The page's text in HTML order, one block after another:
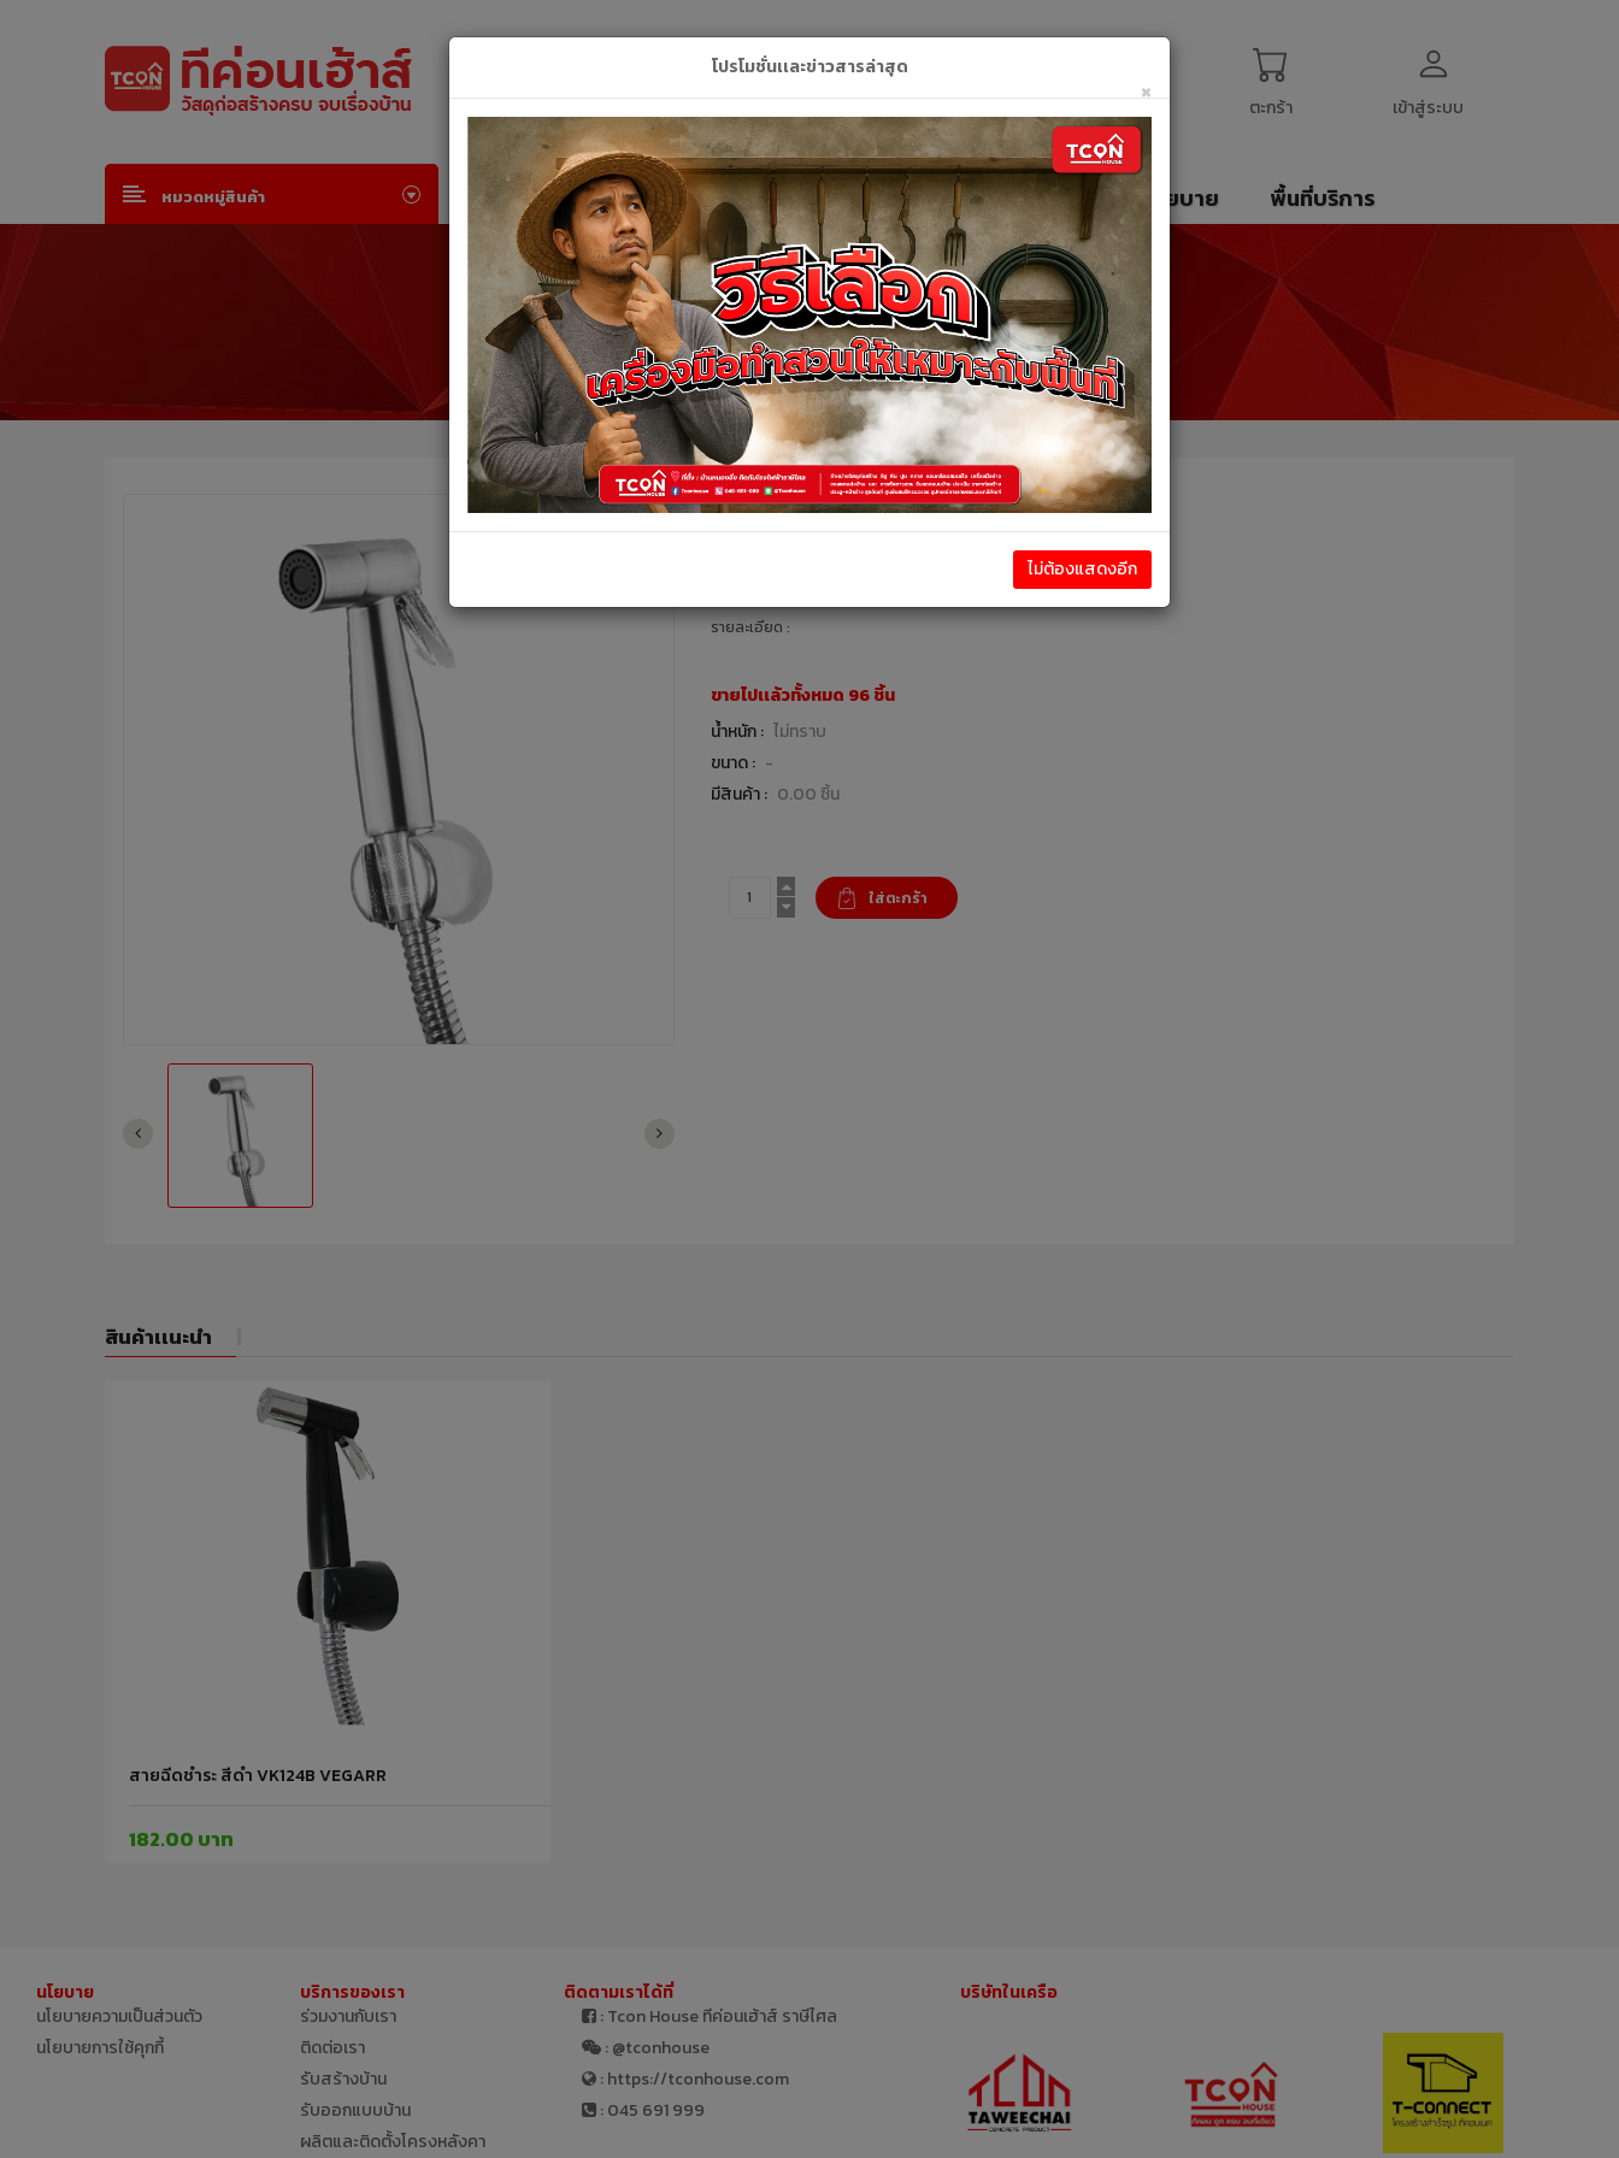
เข้าสู่ระบบ
ตะกร้า
หมวดหมู่สินค้า หน้าหลัก สินค้า คูปอง บริการของเรา ติดต่อเรา นโยบาย พื้นที่บริการ
รายละเอียดสินค้า
รายละเอียดสินค้า
สายฉีดชำระโครเมี่ยม ทองเหลืองแท้ A46 VEGARR
รายละเอียด :
ขายไปเเล้วทั้งหมด 96 ชิ้น
น้ำหนัก : ไม่ทราบ
ขนาด : -
มีสินค้า : 0.00 ชิ้น
สินค้าเเนะนำ
สายฉีดชำระ สีดำ VK124B VEGARR
182.00 บาท
นโยบาย
นโยบายความเป็นส่วนตัว
นโยบายการใช้คุกกี้
บริการของเรา
ร่วมงานกับเรา
ติดต่อเรา
รับสร้างบ้าน
รับออกแบบบ้าน
ผลิตและติดตั้งโครงหลังคา
ติดตามเราได้ที่
: Tcon House ทีค่อนเฮ้าส์ ราษีไศล
: @tconhouse
: https://tconhouse.com
: 045 691 999
บริษัทในเครือ
โปรโมชั่นเเละข่าวสารล่าสุด
×
ไม่ต้องแสดงอีก